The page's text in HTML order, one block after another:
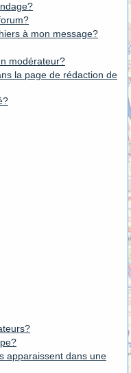
à mon message?
modérateur?
la page de rédaction de
apparaissent dans une